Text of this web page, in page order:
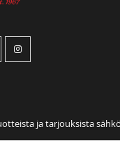
ja tarjouksista